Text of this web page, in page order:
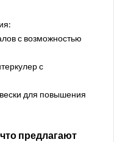
с возможностью
с
для повышения
предлагают